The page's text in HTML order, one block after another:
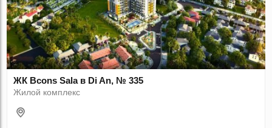
ЖК Bcons Sala в Di An, № 335
Жилой комплекс